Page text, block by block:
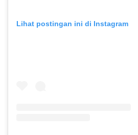
Lihat postingan ini di Instagram